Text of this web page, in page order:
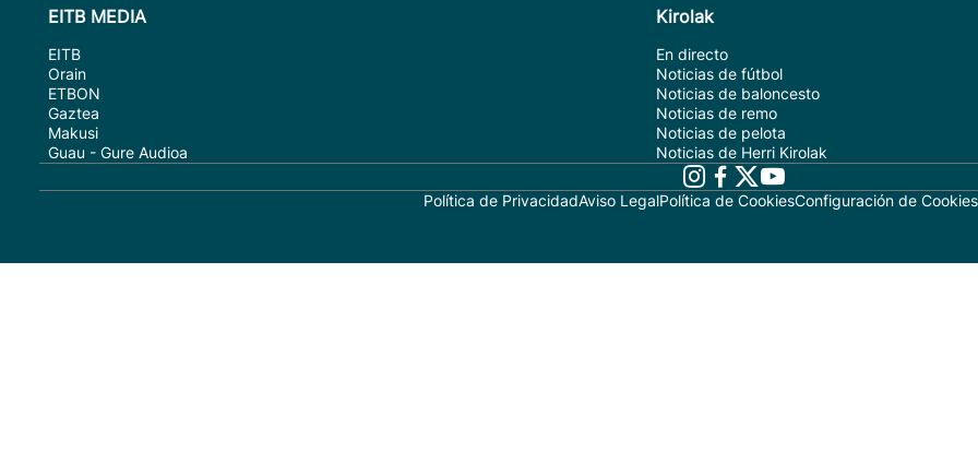
EITB MEDIA
EITB
Orain
ETBON
Gaztea
Makusi
Guau - Gure Audioa
Kirolak
En directo
Noticias de fútbol
Noticias de baloncesto
Noticias de remo
Noticias de pelota
Noticias de Herri Kirolak
Política de PrivacidadAviso LegalPolítica de CookiesConfiguración de Cookies